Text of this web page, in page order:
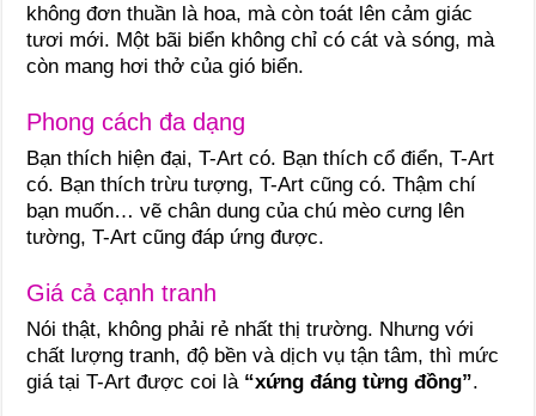
không đơn thuần là hoa, mà còn toát lên cảm giác
tươi mới. Một bãi biển không chỉ có cát và sóng, mà
còn mang hơi thở của gió biển.
Phong cách đa dạng
Bạn thích hiện đại, T-Art có. Bạn thích cổ điển, T-Art
có. Bạn thích trừu tượng, T-Art cũng có. Thậm chí
bạn muốn… vẽ chân dung của chú mèo cưng lên
tường, T-Art cũng đáp ứng được.
Giá cả cạnh tranh
Nói thật, không phải rẻ nhất thị trường. Nhưng với
chất lượng tranh, độ bền và dịch vụ tận tâm, thì mức
giá tại T-Art được coi là “xứng đáng từng đồng”.